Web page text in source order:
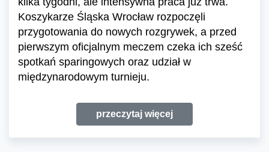
Koszykarze Śląska Wrocław rozpoczęli
przygotowania do nowych rozgrywek, a przed
pierwszym oficjalnym meczem czeka ich sześć
spotkań sparingowych oraz udział w
międzynarodowym turnieju.
przeczytaj więcej